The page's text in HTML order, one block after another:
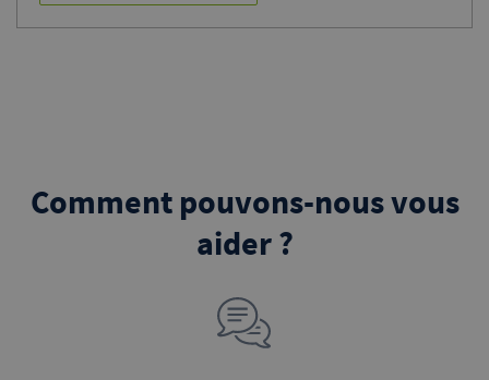
Comment pouvons-nous vous
aider ?